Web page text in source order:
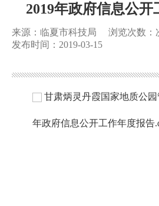
2019年政府信息公
来源：临夏市科技局 浏览次数：
发布时间：2019-03-15
甘肃炳灵丹霞国家地质公
年政府信息公开工作年度报告